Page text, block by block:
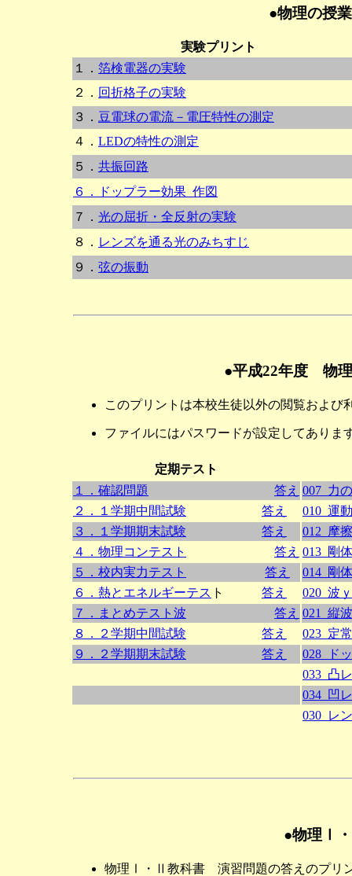
●物理の授
実験プリント
１． 箔検電器の実験
２． 回折格子の実験
３． 豆電球の電流－電圧特性の測定
４． LEDの特性の測定
５． 共振回路
６．ドップラー効果_作図
７． 光の屈折・全反射の実験
８． レンズを通る光のみちすじ
９． 弦の振動
●平成22年度 物
このプリントは本校生徒以外の閲覧および
ファイルにはパスワードが設定してありま
定期テスト
１．確認問題
答え 007_力
２．１学期中間試験
答え
010_運
３．１学期期末試験
答え
012_摩
４．物理コンテスト
答え 013_剛
５．校内実力テスト
答え
014_剛
６．熱とエネルギーテス ト 答え
020_波
７．まとめテスト波
答え 021_縦
８．２学期中間試験
答え
023_定
９．２学期期末試験
答え
028_ド
033_凸
034_凹
030_レ
●物理Ⅰ
物理Ⅰ・Ⅱ教科書 演習問題の答えのプリ